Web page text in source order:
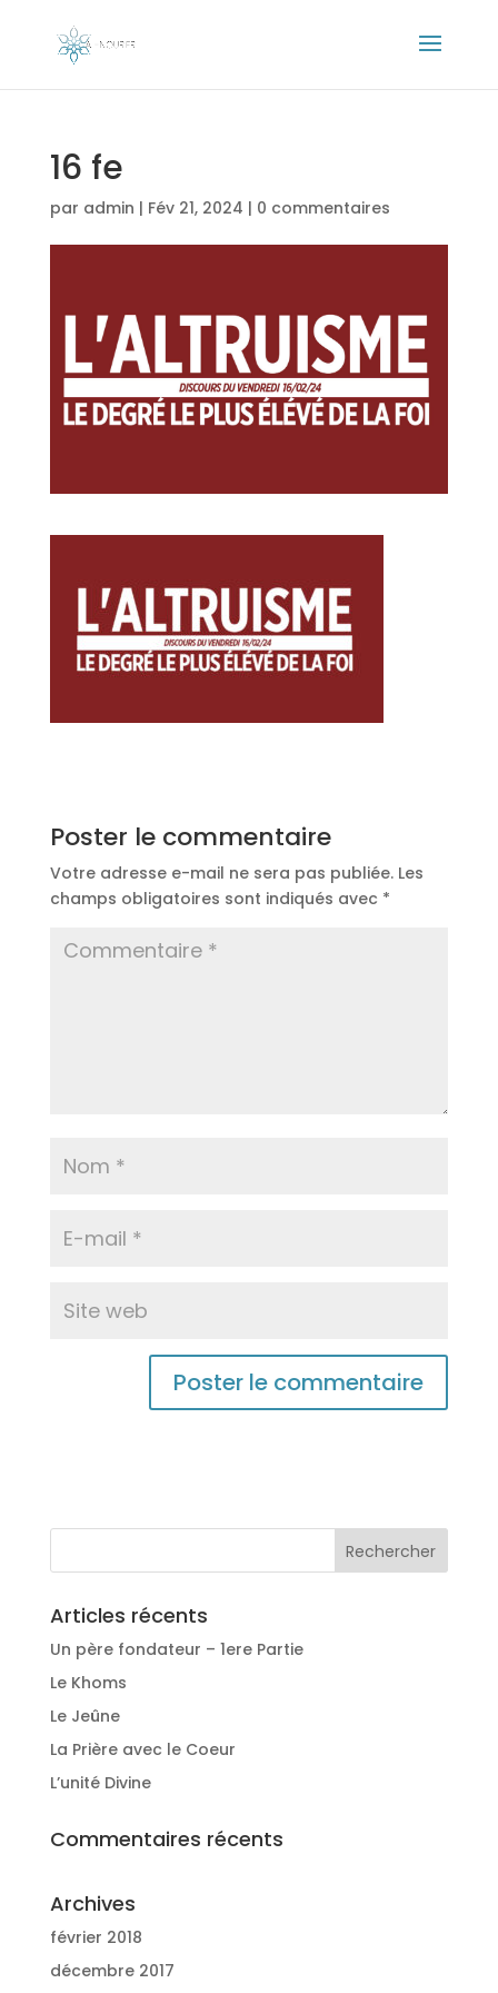
16 fe
par admin | Fév 21, 2024 | 0 commentaires
Poster le commentaire
Votre adresse e-mail ne sera pas publiée. Les
champs obligatoires sont indiqués avec *
Articles récents
Un père fondateur – 1ere Partie
Le Khoms
Le Jeûne
La Prière avec le Coeur
L’unité Divine
Commentaires récents
Archives
février 2018
décembre 2017